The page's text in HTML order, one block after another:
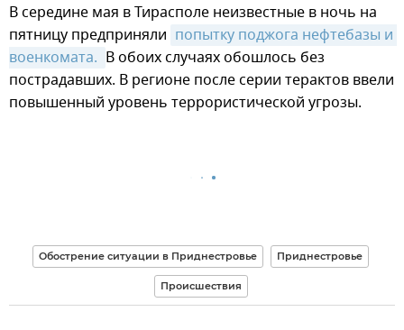
В середине мая в Тирасполе неизвестные в ночь на
пятницу предприняли попытку поджога нефтебазы и
военкомата. В обоих случаях обошлось без
пострадавших. В регионе после серии терактов ввели
повышенный уровень террористической угрозы.
Обострение ситуации в Приднестровье Приднестровье
Происшествия